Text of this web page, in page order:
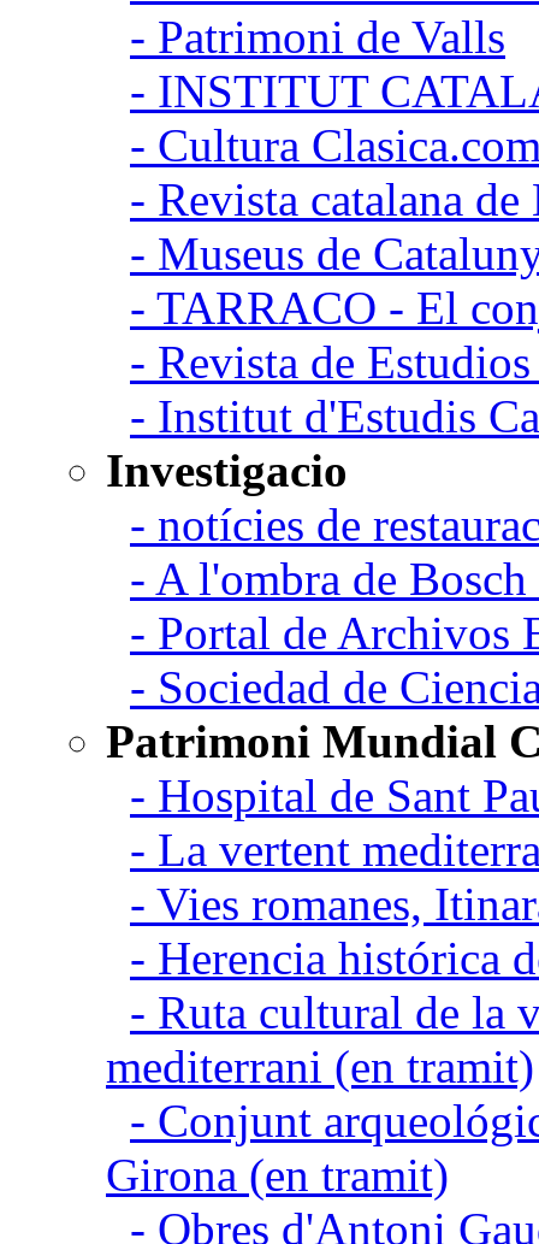
- Patrimoni de Valls
- INSTITUT
- Cultura
- Revista catalana
- Museus de
- TARRACO - El
- Revista de
- Institut d'Estudis
Investigacio
- notícies de
- A l'ombra de
- Portal de Archivos
- Sociedad de
Patrimoni Mundial
- Hospital de Sant
- La vertent
- Vies romanes,
- Herencia histórica
- Ruta cultural de la
mediterrani (en tramit)
- Conjunt
Girona (en tramit)
- Obres d'Antoni